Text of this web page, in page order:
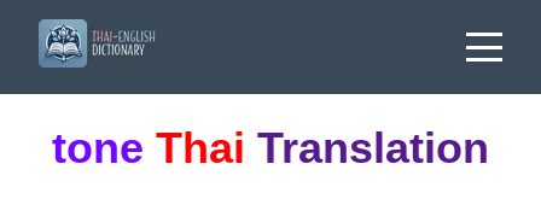
tone Thai Translation